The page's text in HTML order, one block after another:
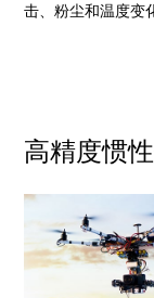
击、粉尘和温度变
高精度惯